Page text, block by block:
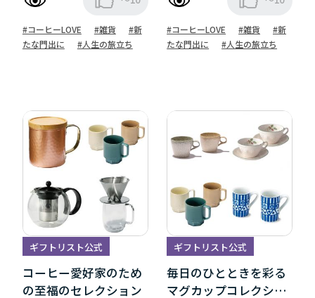
#コーヒーLOVE #雑貨
#新
たな門出に
#人生の旅立ち
#コーヒーLOVE #雑貨
#新
たな門出に
#人生の旅立ち
ギフトリスト公式
コーヒー愛好家のため
の至福のセレクション
ギフトリスト公式
毎日のひとときを彩る
マグカップコレクショ